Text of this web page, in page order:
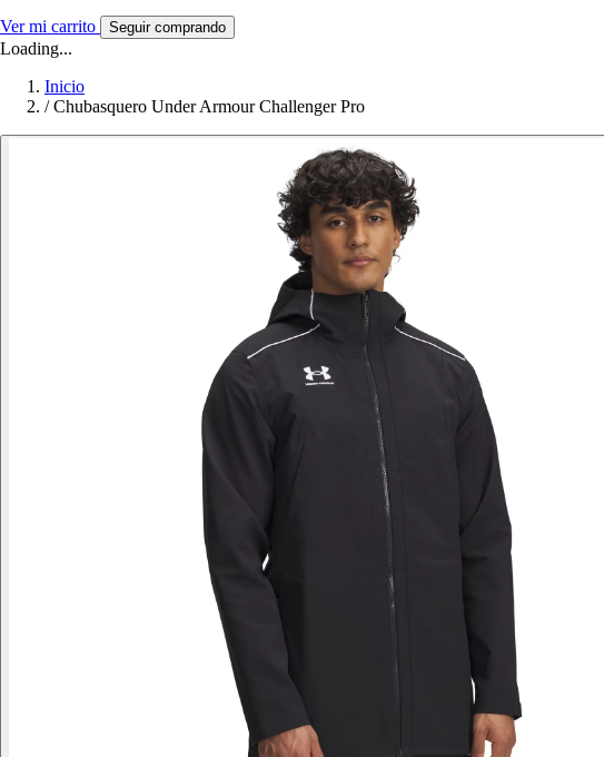
Ver mi carrito Seguir comprando
Loading...
Inicio
/ Chubasquero Under Armour Challenger Pro